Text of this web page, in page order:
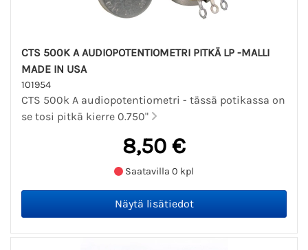
CTS 500K A AUDIOPOTENTIOMETRI PITKÄ LP -MALLI
MADE IN USA
101954
CTS 500k A audiopotentiometri - tässä potikassa on
se tosi pitkä kierre 0.750"
8,50 €
Saatavilla 0 kpl